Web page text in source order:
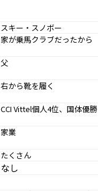
スキー・スノボー
家が乗馬クラブだったから
父
右から靴を履く
CCI Vittel個人4位、国体優勝
家業
たくさん
なし